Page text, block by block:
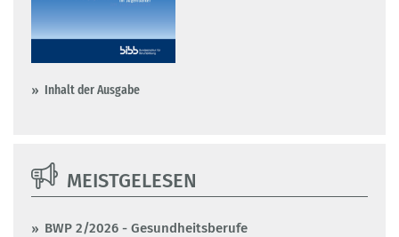
Inhalt der Ausgabe
MEISTGELESEN
BWP 2/2026 - Gesundheitsberufe